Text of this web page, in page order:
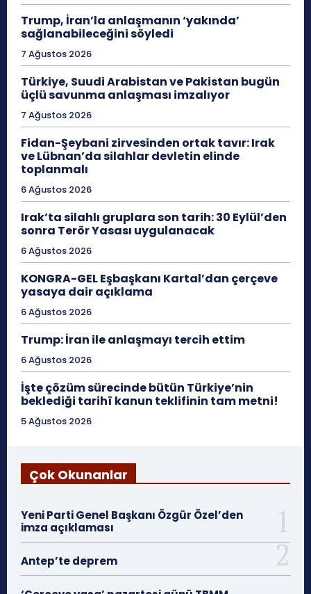
Trump, İran’la anlaşmanın ‘yakında’
sağlanabileceğini söyledi
7 Ağustos 2026
Türkiye, Suudi Arabistan ve Pakistan bugün
üçlü savunma anlaşması imzalıyor
7 Ağustos 2026
Fidan-Şeybani zirvesinden ortak tavır: Irak
ve Lübnan’da silahlar devletin elinde
toplanmalı
6 Ağustos 2026
Irak’ta silahlı gruplara son tarih: 30 Eylül’den
sonra Terör Yasası uygulanacak
6 Ağustos 2026
KONGRA-GEL Eşbaşkanı Kartal’dan çerçeve
yasaya dair açıklama
6 Ağustos 2026
Trump: İran ile anlaşmayı tercih ettim
6 Ağustos 2026
İşte çözüm sürecinde bütün Türkiye’nin
beklediği tarihî kanun teklifinin tam metni!
5 Ağustos 2026
Çok Okunanlar
Yeni Parti Genel Başkanı Özgür Özel’den
imza açıklaması
Antep’te deprem